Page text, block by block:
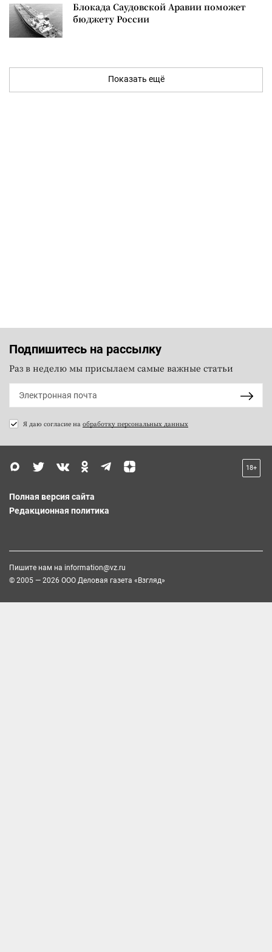
Блокада Саудовской Аравии поможет
бюджету России
Показать ещё
Подпишитесь на рассылку
Раз в неделю мы присылаем самые важные статьи
Я даю согласие на обработку персональных данных
18+
Полная версия сайта
Редакционная политика
Пишите нам на information@vz.ru
© 2005 — 2026 ООО Деловая газета «Взгляд»